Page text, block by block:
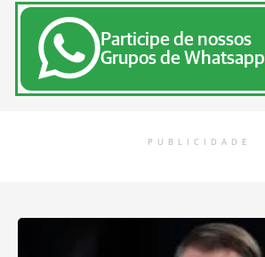
Participe de nossos
Grupos de Whatsapp
PUBLICIDADE